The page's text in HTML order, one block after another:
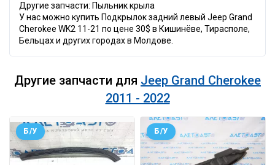
Другие запчасти: Пыльник крыла
У нас можно купить Подкрылок задний левый Jeep Grand
Cherokee WK2 11-21 по цене 30$ в Кишинёве, Тирасполе,
Бельцах и других городах в Молдове.
Другие запчасти для Jeep Grand Cherokee
2011 - 2022
Б/У Б/У